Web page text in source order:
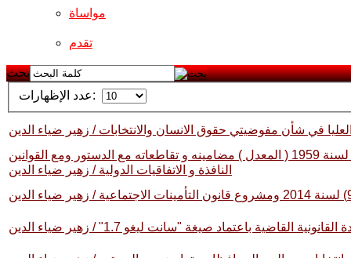
مواساة
تقدم
بحث
عدد الإظهارات:
في شأن مفوضيتي حقوق الانسان والانتخابات / زهير ضياء الدين
مقترح تعديل قانون الاحوال الشخصية رقم ( 188 ) لسنة 1959 ( المعدل ) مضامينه و تقاطعاته مع الدستور ومع القوانين
النافذة و الاتفاقيات الدولية / زهير ضياء الدين
القاضية باعتماد صيغة "سانت ليغو 1.7" / زهير ضياء الدين